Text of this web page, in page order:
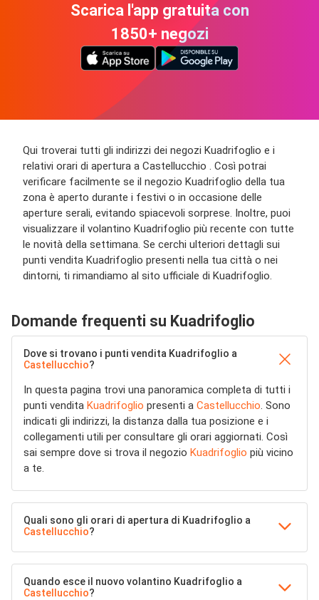
Scarica l'app gratuita con
1850+ negozi
Qui troverai tutti gli indirizzi dei negozi Kuadrifoglio e i
relativi orari di apertura a Castellucchio . Così potrai
verificare facilmente se il negozio Kuadrifoglio della tua
zona è aperto durante i festivi o in occasione delle
aperture serali, evitando spiacevoli sorprese. Inoltre, puoi
visualizzare il volantino Kuadrifoglio più recente con tutte
le novità della settimana. Se cerchi ulteriori dettagli sui
punti vendita Kuadrifoglio presenti nella tua città o nei
dintorni, ti rimandiamo al sito ufficiale di Kuadrifoglio.
Domande frequenti su Kuadrifoglio
Dove si trovano i punti vendita Kuadrifoglio a
Castellucchio?
In questa pagina trovi una panoramica completa di tutti i
punti vendita Kuadrifoglio presenti a Castellucchio. Sono
indicati gli indirizzi, la distanza dalla tua posizione e i
collegamenti utili per consultare gli orari aggiornati. Così
sai sempre dove si trova il negozio Kuadrifoglio più vicino
a te.
Quali sono gli orari di apertura di Kuadrifoglio a
Castellucchio?
Quando esce il nuovo volantino Kuadrifoglio a
Castellucchio?